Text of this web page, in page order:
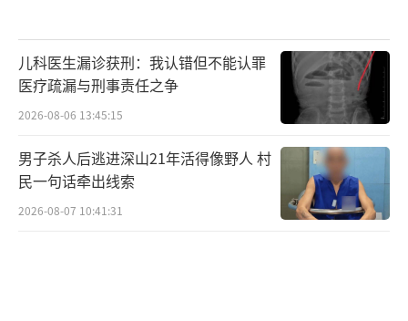
儿科医生漏诊获刑：我认错但不能认罪
医疗疏漏与刑事责任之争
2026-08-06 13:45:15
男子杀人后逃进深山21年活得像野人 村
民一句话牵出线索
2026-08-07 10:41:31